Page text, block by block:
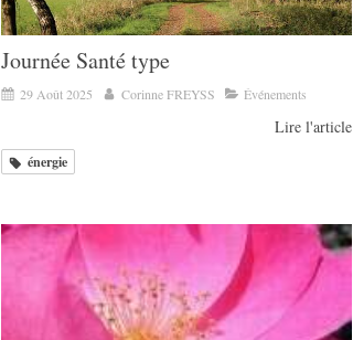
Journée Santé type
29 Août 2025 Corinne FREYSS Événements
Lire l'article
énergie